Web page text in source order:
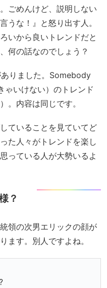
ごめんけど、説明しない
うな！』と怒り出す人。
いから良いトレンドだと
何の話なのでしょう？
りました。Somebody
いけない）のトレンド
）。内容は同じです。
ていることを見ていてど
た人々がトレンドを楽し
っている人が大勢いるよ
？
領の次男エリックの顔が
ます。別人ですよね。